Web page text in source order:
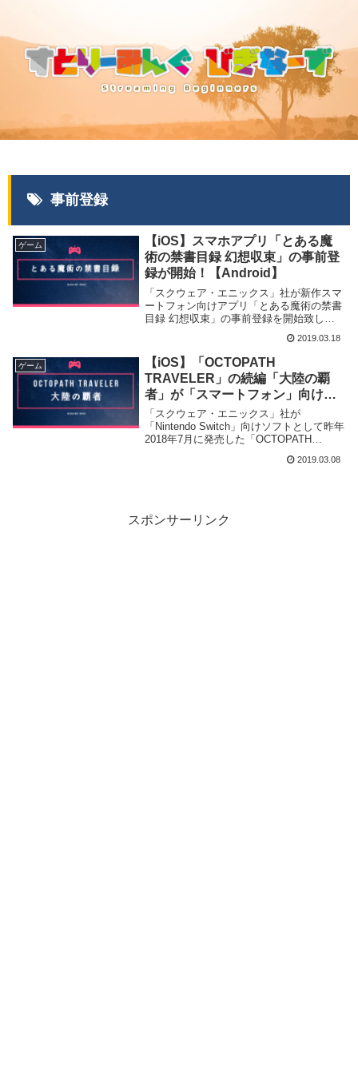
事前登録
ゲーム
【iOS】スマホアプリ「とある魔
術の禁書目録 幻想収束」の事前登
録が開始！【Android】
「スクウェア・エニックス」社が新作スマ
ートフォン向けアプリ「とある魔術の禁書
目録 幻想収束」の事前登録を開始致しま
2019.03.18
ゲーム
【iOS】「OCTOPATH
TRAVELER」の続編「大陸の覇
者」が「スマートフォン」向けゲ
ームとして登場！【Android】
「スクウェア・エニックス」社が
「Nintendo Switch」向けソフトとして昨年
2018年7月に発売した「OCTOPATH
TRAVELER 大陸の覇者」を「スマートフ
2019.03.08
スポンサーリンク